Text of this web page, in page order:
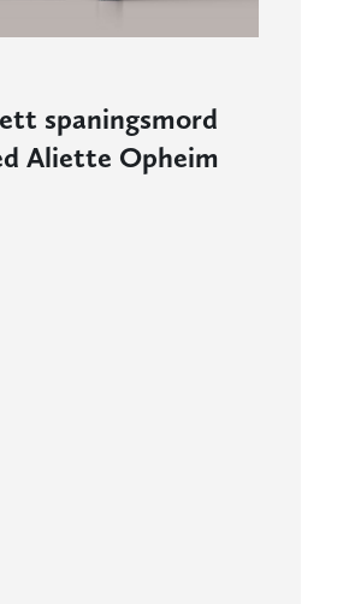
spaningsmord
Aliette Opheim